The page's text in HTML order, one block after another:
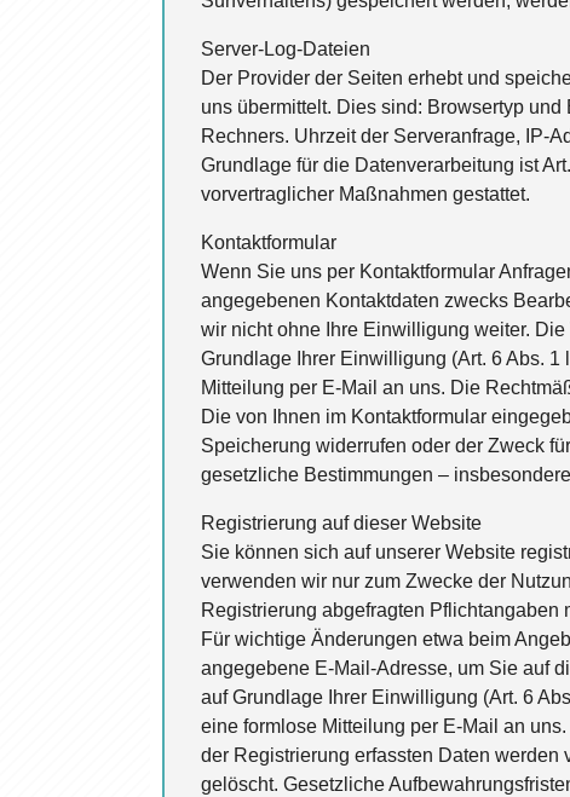
Server-Log-Dateien
Der Provider der Seiten erhebt und
uns übermittelt. Dies sind: Browsertyp
Rechners. Uhrzeit der Serveranfrage, IP-
Grundlage für die Datenverarbeitung ist
vorvertraglicher Maßnahmen gestattet.
Kontaktformular
Wenn Sie uns per Kontaktformular
angegebenen Kontaktdaten zwecks
wir nicht ohne Ihre Einwilligung weiter.
Grundlage Ihrer Einwilligung (Art. 6 Abs.
Mitteilung per E-Mail an uns. Die
Die von Ihnen im Kontaktformular
Speicherung widerrufen oder der Zweck
gesetzliche Bestimmungen –
Registrierung auf dieser Website
Sie können sich auf unserer Website
verwenden wir nur zum Zwecke der
Registrierung abgefragten
Für wichtige Änderungen etwa beim
angegebene E-Mail-Adresse, um Sie auf
auf Grundlage Ihrer Einwilligung (Art. 6
eine formlose Mitteilung per E-Mail an
der Registrierung erfassten Daten
gelöscht. Gesetzliche